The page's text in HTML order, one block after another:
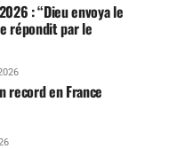
: “Dieu envoya le
répondit par le
record en France